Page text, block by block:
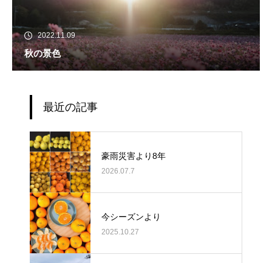
2022.11.09
秋の景色
最近の記事
豪雨災害より8年
2026.07.7
今シーズンより
2025.10.27